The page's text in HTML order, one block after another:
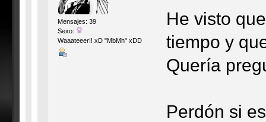
Mensajes: 39
Sexo:
Waaateeer!! xD "MbMh" xDD
He visto
tiempo y
Quería
Perdón si